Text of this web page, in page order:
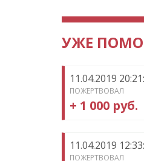
УЖЕ
11.04.2019
ПОЖЕРТВОВАЛ
+ 1 000 руб.
11.04.2019
ПОЖЕРТВОВАЛ